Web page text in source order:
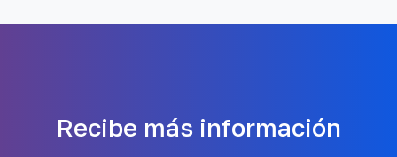
Recibe más información